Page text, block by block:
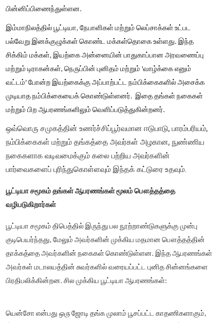
பின்னிப்பிணைந்துள்ளன.
இம்மாநிலத்தில் பூட்டியா, நேபாளிகள் மற்றும் லெப்சாக்கள் உட்பட
பல்வேறு இனக்குழுக்கள் கொண்ட மக்கள்தொகை உள்ளது. இந்த
சிக்கிம் மக்கள், இயற்கை அன்னையின் பாதுகாப்பான அரவணைப்பு
மற்றும் டிராகன்கள், நெருப்பின் புனிதம் மற்றும் 'வாழ்க்கை எனும்
வட்டம்' போன்ற இயற்கைக்கு அப்பாற்பட்ட நம்பிக்கைகளில் அசைக்க
முடியாத நம்பிக்கையைக் கொண்டுள்ளனர். இதை தங்கள் நகைகள்
மற்றும் பிற ஆபரணங்களிலும் வெளிப்படுத்துகின்றனர்.
ஒவ்வொரு சமுகத்தின் உணர்ச்சிப்பூர்வமான ஈடுபாடு, பாரம்பரியம்,
நம்பிக்கைகள் மற்றும் தங்கத்தை அவர்கள் அழகான, நுண்ணிய
நகைகளாக வடிவமைக்கும் கலை பற்றிய அவர்களின்
பார்வைகளைப் புரிந்துகொள்ளவும் இந்தக் கட்டுரை உதவும்.
பூட்டியா சமூகம் தங்கள் ஆபரணங்கள் மூலம் பௌத்தத்தை
வழிபடுகிறார்கள்
பூட்டியா சமூகம் திபெத்தில் இருந்து பல நூற்றாண்டுகளுக்கு முன்பு
குடிபெயர்ந்தது, மேலும் அவர்களின் முக்கிய மதமான பௌத்தத்தின்
தாக்கத்தை அவர்களின் நகைகள் கொண்டுள்ளன. இந்த ஆபரணங்கள்
அவர்கள் மடாலயத்தின் சுவர்களில் வரையப்பட்ட புனித சின்னங்களை
பிரதிபலிக்கின்றன. சில முக்கிய பூட்டியா ஆபரணங்கள்:
யென்சோ என்பது ஒரு ஜோடி தங்க முலாம் பூசப்பட்ட காதணிகளாகும்,